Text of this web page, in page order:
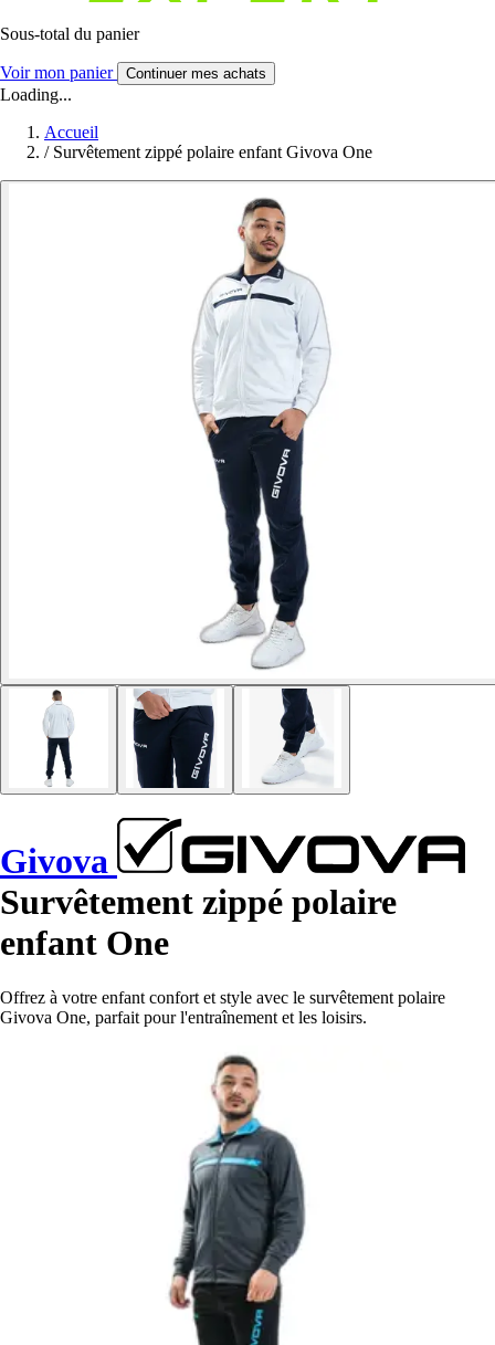
Sous-total du panier
Voir mon panier Continuer mes achats
Loading...
Accueil
/ Survêtement zippé polaire enfant Givova One
Givova
Survêtement zippé polaire
enfant One
Offrez à votre enfant confort et style avec le survêtement polaire
Givova One, parfait pour l'entraînement et les loisirs.